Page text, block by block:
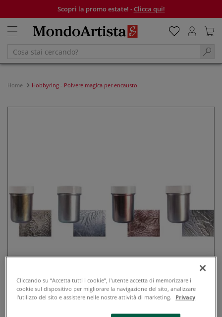
Scopri la promo estate! -Clicca qui!
Home Hobbyring - Polvere magica per encausto
Cliccando su “Accetta tutti i cookie”, l'utente accetta di memorizzare i
cookie sul dispositivo per migliorare la navigazione del sito, analizzare
l'utilizzo del sito e assistere nelle nostre attività di marketing.
Privacy